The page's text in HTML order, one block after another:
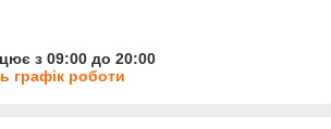
з 09:00 до 20:00
графік роботи